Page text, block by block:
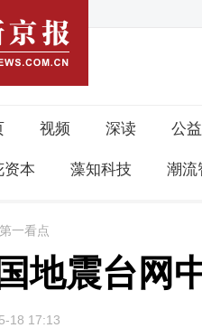
视频 深读 公益
资本 藻知科技 潮流
第一看点
地震台网
18 17:13